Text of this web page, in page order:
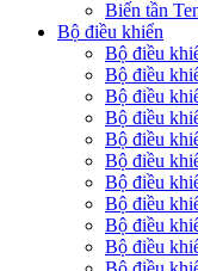
Biến tần
Bộ điều khiển
Bộ điều
Bộ điều
Bộ điều
Bộ điều
Bộ điều
Bộ điều
Bộ điều
Bộ điều
Bộ điều
Bộ điều